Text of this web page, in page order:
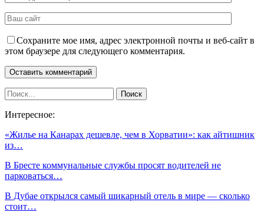
Сохраните мое имя, адрес электронной почты и веб-сайт в
этом браузере для следующего комментария.
Интересное:
«Жилье на Канарах дешевле, чем в Хорватии»: как айтишник
из…
В Бресте коммунальные службы просят водителей не
парковаться…
В Дубае открылся самый шикарный отель в мире — сколько
стоит…